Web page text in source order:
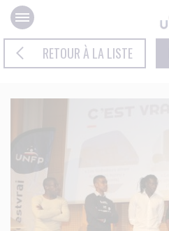
Panneau de gestion des cookies
RETOUR À LA LISTE